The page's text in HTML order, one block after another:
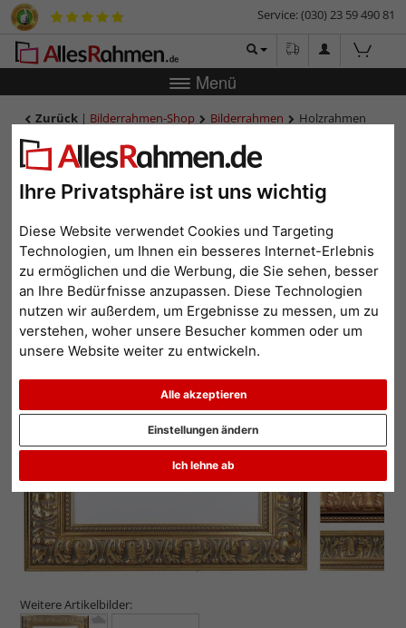
Ihre Privatsphäre ist uns wichtig
Diese Website verwendet Cookies und Targeting
Technologien, um Ihnen ein besseres Internet-Erlebnis
zu ermöglichen und die Werbung, die Sie sehen, besser
an Ihre Bedürfnisse anzupassen. Diese Technologien
nutzen wir außerdem, um Ergebnisse zu messen, um zu
verstehen, woher unsere Besucher kommen oder um
unsere Website weiter zu entwickeln.
Alle akzeptieren
Ich lehne ab
Einstellungen ändern
Service: (030) 23 59 490 81
Menü
Zurück | Bilderrahmen-Shop Bilderrahmen
Holzrahmen
nach Maß Macondo - Exclusive Series
Holzrahmen nach Maß
Macondo - Exclusive Series
Weitere Artikelbilder: